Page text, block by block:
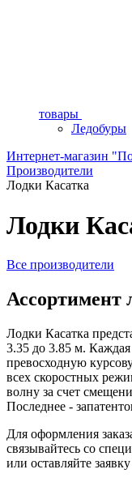
товары
Ледобуры
Интернет-магазин
Производители
Лодки Касатка
Лодки
Все производители
Ассортимент
Лодки Касатка
3.35 до 3.85 м.
превосходную
всех скоростных
волну за счет
Последнее -
Для оформления
связывайтесь со
или оставляйте